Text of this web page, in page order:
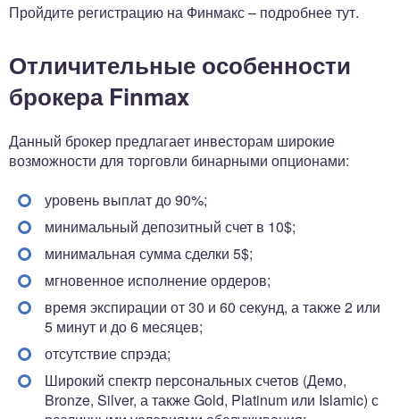
Пройдите регистрацию на Финмакс – подробнее тут.
Отличительные особенности
брокера Finmax
Данный брокер предлагает инвесторам широкие
возможности для торговли бинарными опционами:
уровень выплат до 90%;
минимальный депозитный счет в 10$;
минимальная сумма сделки 5$;
мгновенное исполнение ордеров;
время экспирации от 30 и 60 секунд, а также 2 или
5 минут и до 6 месяцев;
отсутствие спрэда;
Широкий спектр персональных счетов (Демо,
Bronze, Silver, а также Gold, Platinum или Islamic) с